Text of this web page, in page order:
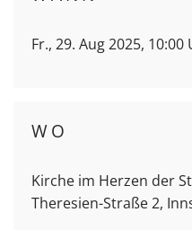
Fr., 29. Aug 2025, 10:00
WO
Kirche im Herzen der
Theresien-Straße 2,